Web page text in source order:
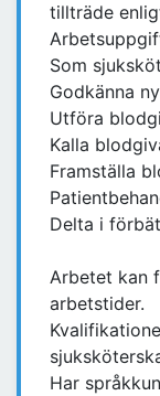
tillträde
Som
Godkänna
Utföra
Kalla
Framställa
Delta i
Arbetet kan
arbetstider.
Har